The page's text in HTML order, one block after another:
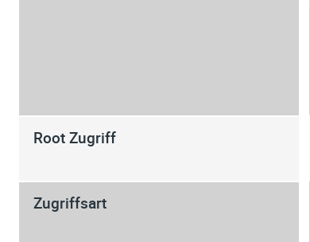
Root Zugriff
Zugriffsart